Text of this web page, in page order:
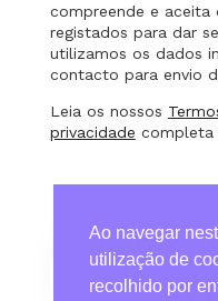
compreende e aceita
registados para dar
utilizamos os dados
contacto para envio
Leia os nossos
privacidade completa
Ao navegar
utilização de
recolhido por